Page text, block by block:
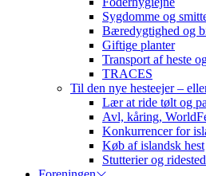
Sygdomme og
Bæredygtighed og
Giftige planter
Transport af heste
TRACES
Til den nye hesteejer –
Lær at ride tølt og
Avl, kåring,
Konkurrencer for
Køb af islandsk hest
Stutterier og